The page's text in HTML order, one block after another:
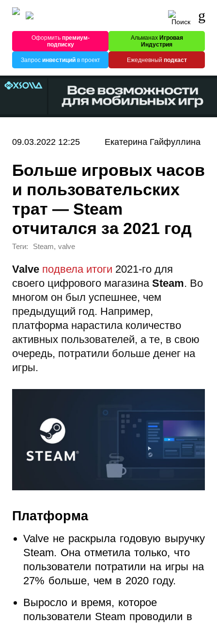
Оформитьпремиум-
подписку
Альманах Игровая
Индустрия
Запрос инвестицийв проект Ежедневный подкаст
09.03.2022 12:25 Екатерина Гайфуллина
Больше игровых часов
и пользовательских
трат — Steam
отчитался за 2021 год
Теги: Steam, valve
Valve подвела итоги 2021-го для
своего цифрового магазина Steam. Во
многом он был успешнее, чем
предыдущий год. Например,
платформа нарастила количество
активных пользователей, а те, в свою
очередь, потратили больше денег на
игры.
Платформа
Valve не раскрыла годовую выручку
Steam. Она отметила только, что
пользователи потратили на игры на
27% больше, чем в 2020 году.
Выросло и время, которое
пользователи Steam проводили в